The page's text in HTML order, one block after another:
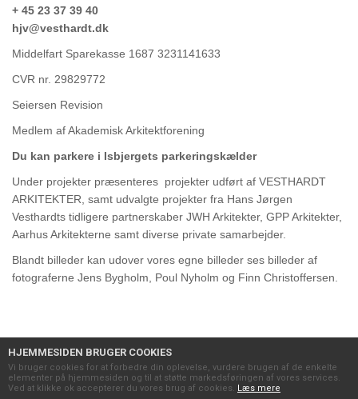
+ 45 23 37 39 40
hjv@vesthardt.dk
Middelfart Sparekasse 1687 3231141633
CVR nr. 29829772
Seiersen Revision
Medlem af Akademisk Arkitektforening
Du kan parkere i Isbjergets parkeringskælder
Under projekter præsenteres projekter udført af VESTHARDT
ARKITEKTER, samt udvalgte projekter fra Hans Jørgen
Vesthardts tidligere partnerskaber JWH Arkitekter, GPP Arkitekter,
Aarhus Arkitekterne samt diverse private samarbejder.
Blandt billeder kan udover vores egne billeder ses billeder af
fotograferne Jens Bygholm, Poul Nyholm og Finn Christoffersen.
HJEMMESIDEN BRUGER COOKIES
Vi bruger cookies for at forbedre din oplevelse, vurdere brugen af de enkelte
elementer på hjemmesiden og til at støtte markedsføringen af vores services.
Ved at klikke ok accepterer du vores brug af cookies. Læs mere